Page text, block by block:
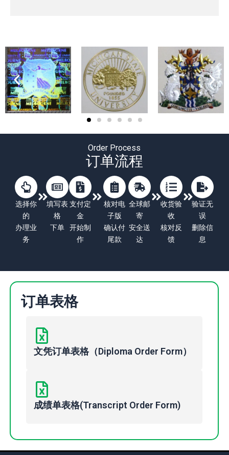
Order Process
订单流程
选择你
的
办理业
务
填写表
格
下单
支付定
金
开始制
作
核对电
子版
确认付
尾款
全球邮
寄
安全送
达
收货验
收
核对反
馈
验证无
误
删除信
息
订单表格
文凭订单表格（Diploma Order Form）
成绩单表格(Transcript Order Form)